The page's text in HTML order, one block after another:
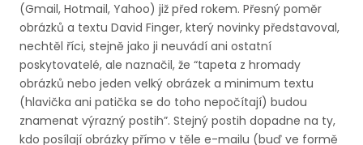
(Gmail, Hotmail, Yahoo) již před rokem. Přesný poměr
obrázků a textu David Finger, který novinky představoval,
nechtěl říci, stejně jako ji neuvádí ani ostatní
poskytovatelé, ale naznačil, že “tapeta z hromady
obrázků nebo jeden velký obrázek a minimum textu
(hlavička ani patička se do toho nepočítají) budou
znamenat výrazný postih”. Stejný postih dopadne na ty,
kdo posílají obrázky přímo v těle e-mailu (buď ve formě